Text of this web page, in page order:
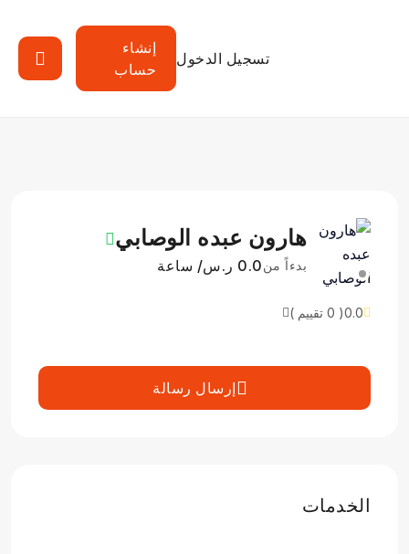
تسجيل الدخول
إنشاء
حساب
هارون عبده الوصابي
بدءاً من0.0 ر.س/ ساعة
0.0( 0 تقييم )
إرسال رسالة
الخدمات